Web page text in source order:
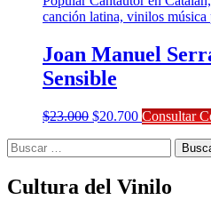
Joan Manuel
Sensible
$23.000 El
$23.000.
$20.700El
$20.700.
Consultar
Buscar:
Cultura del Vinilo